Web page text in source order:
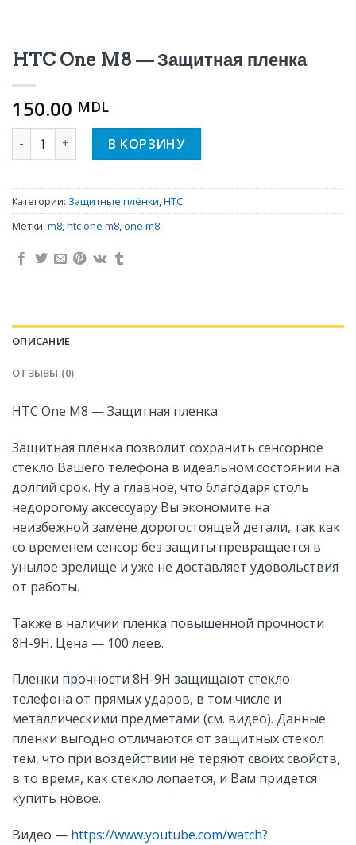
HTC One M8 — Защитная пленка
150.00 MDL
Количество HTC One M8 - Защитная пленка
В КОРЗИНУ
Категории: Защитные плёнки,HTC
Метки: m8,htc one m8,one m8
ОПИСАНИЕ
ОТЗЫВЫ (0)
HTC One M8 — Защитная пленка.
Защитная пленка позволит сохранить сенсорное
стекло Вашего телефона в идеальном состоянии на
долгий срок. Ну а главное, что благодаря столь
недорогому аксессуару Вы экономите на
неизбежной замене дорогостоящей детали, так как
со временем сенсор без защиты превращается в
унылое зрелище и уже не доставляет удовольствия
от работы.
Также в наличии пленка повышенной прочности
8H-9H. Цена — 100 леев.
Пленки прочности 8H-9H защищают стекло
телефона от прямых ударов, в том числе и
металлическими предметами (см. видео). Данные
пленки выгодно отличаются от защитных стекол
тем, что при воздействии не теряют своих свойств,
в то время, как стекло лопается, и Вам придется
купить новое.
Видео — https://www.youtube.com/watch?